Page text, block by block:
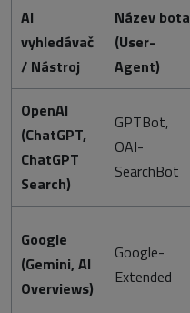
AI
vyhledávač
/ Nástroj
Název bota
(User-
Agent)
OpenAI
(ChatGPT,
ChatGPT
Search)
GPTBot,
OAI-
SearchBot
Google
(Gemini, AI
Overviews)
Google-
Extended